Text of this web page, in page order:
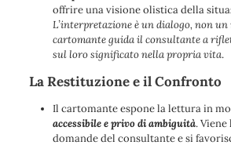
offrire una visione olistica della
L’interpretazione è un dialogo, non
cartomante guida il consultante a
sul loro significato nella propria vita.
La Restituzione e il Confronto
Il cartomante espone la lettura in
accessibile e privo di ambiguità.
domande del consultante e si